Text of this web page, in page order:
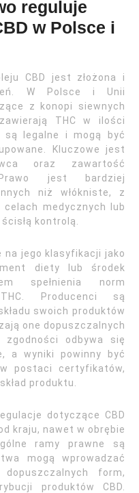
reguluje
w Polsce i
CBD jest złożona i
W Polsce i Unii
z konopi siewnych
THC w ilości
są legalne i mogą być
Kluczowe jest
oraz zawartość
jest bardziej
niż włókniste, z
medycznych lub
kontrolą.
na jego klasyfikacji jako
diety lub środek
spełnienia norm
Producenci są
swoich produktów
one dopuszczalnych
zgodności odbywa się
a wyniki powinny być
postaci certyfikatów,
produktu.
dotyczące CBD
kraju, nawet w obrębie
ramy prawne są
mogą wprowadzać
form,
produktów CBD.